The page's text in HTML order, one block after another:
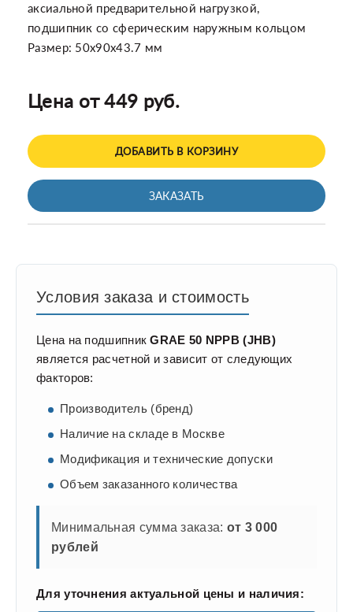
аксиальной предварительной нагрузкой,
подшипник со сферическим наружным кольцом
Размер: 50x90x43.7 мм
Цена от 449 руб.
ДОБАВИТЬ В КОРЗИНУ
ЗАКАЗАТЬ
Условия заказа и стоимость
Цена на подшипникGRAE 50 NPPB (JHB)
является расчетной и зависит от следующих
факторов:
Производитель (бренд)
Наличие на складе в Москве
Модификация и технические допуски
Объем заказанного количества
Минимальная сумма заказа: от 3 000
рублей
Для уточнения актуальной цены и наличия: